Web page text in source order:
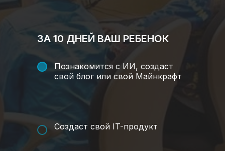
Познакомится с ИИ, создаст
свой блог или свой Майнкрафт
Создаст свой IT-продукт
ЗА 10 ДНЕЙ ВАШ РЕБЕНОК